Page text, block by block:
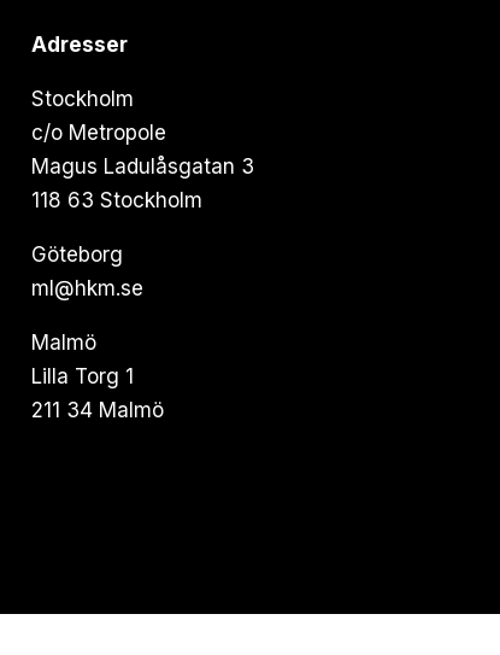
Adresser
Stockholm
c/o Metropole
Magus Ladulåsgatan 3
118 63 Stockholm
Göteborg
ml@hkm.se
Malmö
Lilla Torg 1
211 34 Malmö